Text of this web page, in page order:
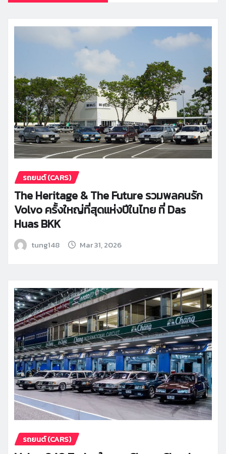
รถยนต์ (CARS)
The Heritage & The Future รวมพลคนรัก
Volvo ครั้งใหญ่ที่สุดแห่งปีในไทย ที่ Das
Huas BKK
tung148 Mar 31, 2026
รถยนต์ (CARS)